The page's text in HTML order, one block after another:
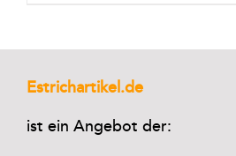
Estrichartikel.de
ist ein Angebot der: